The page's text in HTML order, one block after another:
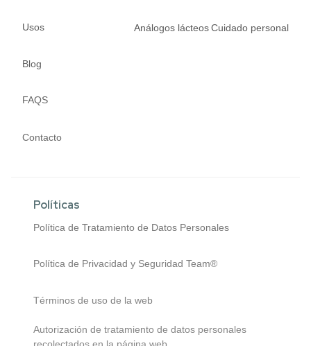
Usos
Blog
FAQS
Contacto
Análogos lácteos Cuidado personal
Políticas
Política de Tratamiento de Datos Personales
Política de Privacidad y Seguridad Team®
Términos de uso de la web
Autorización de tratamiento de datos personales
recolectados en la página web